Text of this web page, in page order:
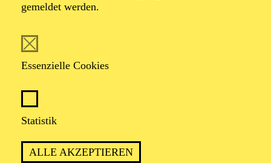
gemeldet werden.
Essenzielle Cookies
Statistik
ALLE AKZEPTIEREN
Kieren Bofinger
und aufgewachsen und begann im Alter von drei Jahren